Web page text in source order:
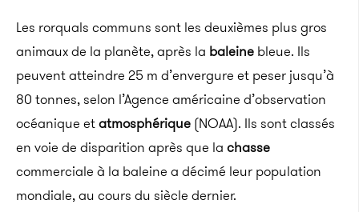
Les rorquals communs sont les deuxièmes plus gros
animaux de la planète, après la baleine bleue. Ils
peuvent atteindre 25 m d’envergure et peser jusqu’à
80 tonnes, selon l’Agence américaine d’observation
océanique etatmosphérique (NOAA). Ils sont classés
en voie de disparition après que la chasse
commerciale à la baleine a décimé leur population
mondiale, au cours du siècle dernier.